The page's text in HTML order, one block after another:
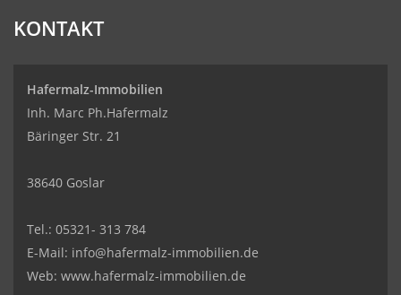
KONTAKT
Hafermalz-Immobilien
Inh. Marc Ph.Hafermalz
Bäringer Str. 21
38640 Goslar
Tel.: 05321- 313 784
E-Mail: info@hafermalz-immobilien.de
Web: www.hafermalz-immobilien.de